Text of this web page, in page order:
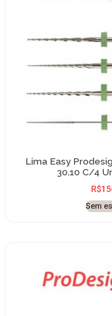
Lima Easy
30.10 C/4
R$
Sem